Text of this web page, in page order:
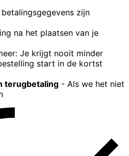
zijn
na het plaatsen van je
Je krijgt nooit minder
start in de kortst
terugbetaling - Als we het niet